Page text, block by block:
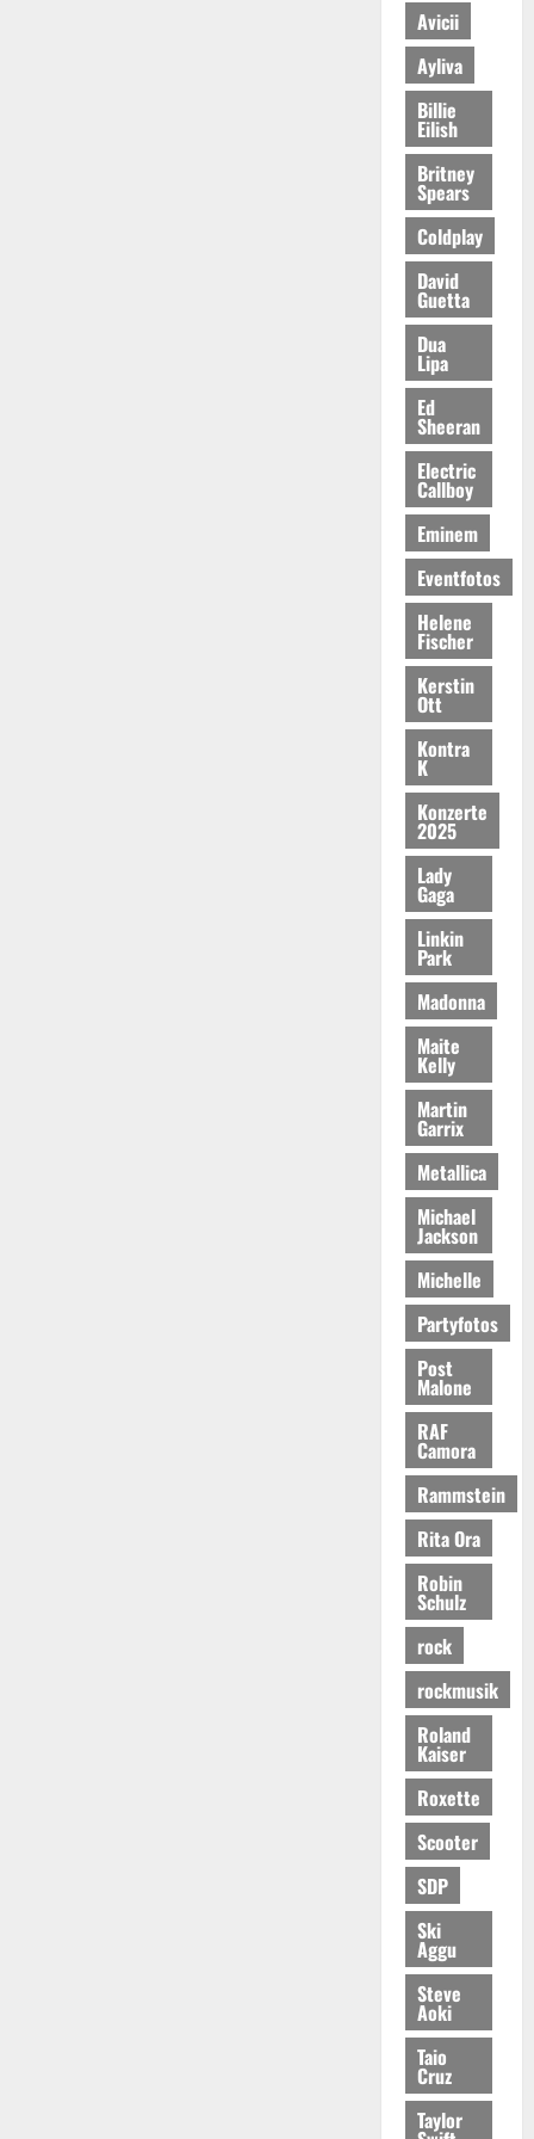
Avicii
Ayliva
Billie
Eilish
Britney
Spears
Coldplay
David
Guetta
Dua
Lipa
Ed
Sheeran
Electric
Callboy
Eminem
Eventfotos
Helene
Fischer
Kerstin
Ott
Kontra
K
Konzerte
2025
Lady
Gaga
Linkin
Park
Madonna
Maite
Kelly
Martin
Garrix
Metallica
Michael
Jackson
Michelle
Partyfotos
Post
Malone
RAF
Camora
Rammstein
Rita Ora
Robin
Schulz
rock
rockmusik
Roland
Kaiser
Roxette
Scooter
SDP
Ski
Aggu
Steve
Aoki
Taio
Cruz
Taylor